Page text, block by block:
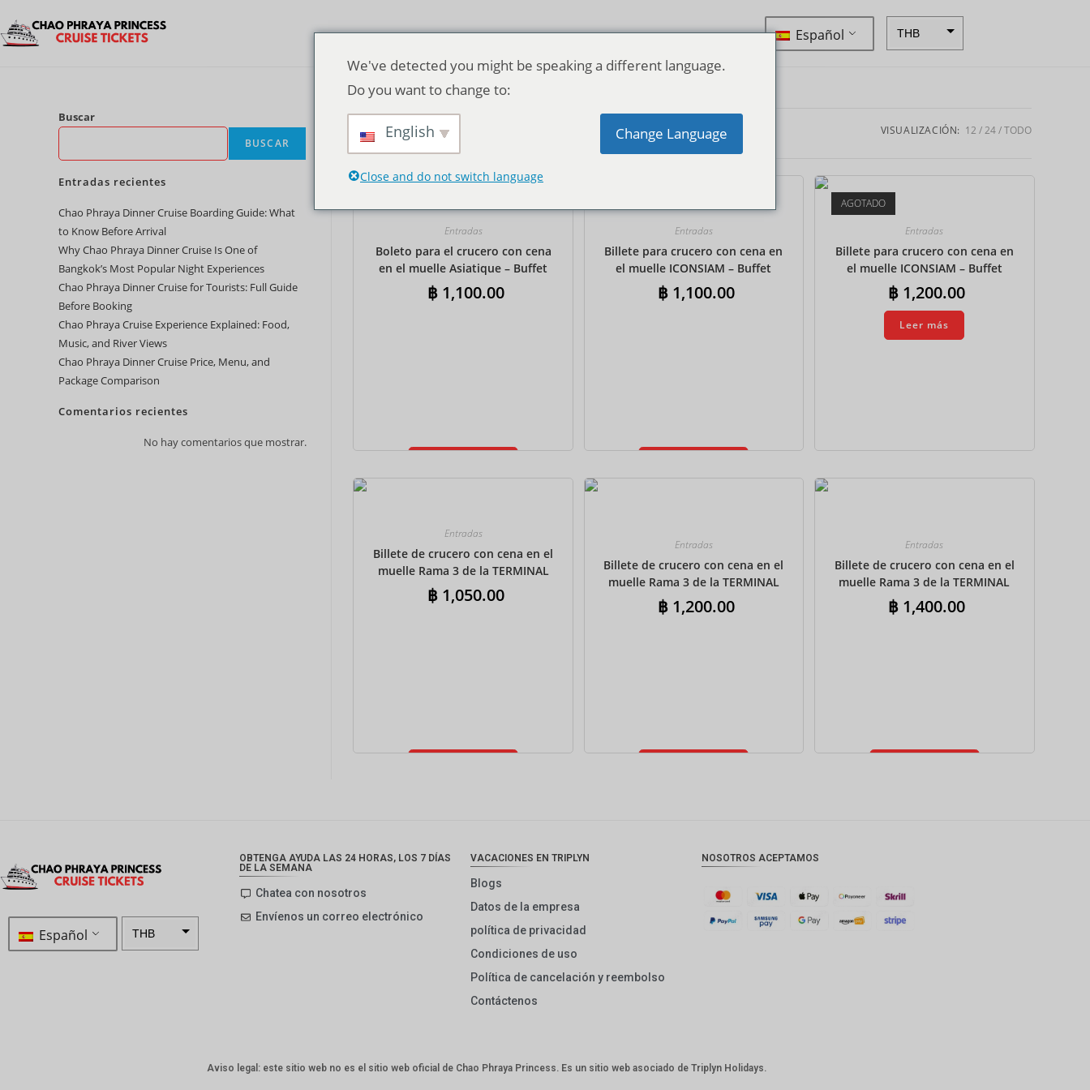
Español THB
JPY
INR
IDR
GBP
DKK
HKD
SGD
Orden predeterminado VISUALIZACIÓN: 12 24 TODO
Entradas
Boleto para el crucero con cena
en el muelle Asiatique – Buffet
internacional
฿1,100.00
carrito
Entradas
Billete para crucero con cena en
el muelle ICONSIAM – Buffet
internacional
฿1,100.00
carrito
AGOTADO
Entradas
Billete para crucero con cena en
el muelle ICONSIAM – Buffet
internacional
฿ 1,200.00
Leer más
Entradas
Billete de crucero con cena en el
muelle Rama 3 de la TERMINAL
21: bufé indio
฿1,050.00
Entradas
Billete de crucero con cena en el
muelle Rama 3 de la TERMINAL
21 con traslados de ida y vuelta
compartidos – Bufé indio
฿1,200.00
Entradas
Billete de crucero con cena en el
muelle Rama 3 de la TERMINAL
21 con traslados de ida y vuelta
compartidos – Buffet
฿ 1,400.00
Buscar
BUSCAR
Entradas recientes
Chao Phraya Dinner Cruise Boarding Guide: What
to Know Before Arrival
Why Chao Phraya Dinner Cruise Is One of
Bangkok’s Most Popular Night Experiences
Chao Phraya Dinner Cruise for Tourists: Full Guide
Before Booking
Chao Phraya Cruise Experience Explained: Food,
Music, and River Views
Chao Phraya Dinner Cruise Price, Menu, and
Package Comparison
Comentarios recientes
No hay comentarios que mostrar.
Español THB
OBTENGA AYUDA LAS 24 HORAS, LOS 7 DÍAS
DE LA SEMANA
Chatea con nosotros
Envíenos un correo electrónico
VACACIONES EN TRIPLYN
Blogs
Datos de la empresa
política de privacidad
Condiciones de uso
Política de cancelación y reembolso
Contáctenos
NOSOTROS ACEPTAMOS
Aviso legal: este sitio web no es el sitio web oficial de Chao Phraya Princess. Es un sitio web asociado de Triplyn Holidays.
We've detected you might be speaking a different language.
Do you want to change to:
English Change Language
Close and do not switch language